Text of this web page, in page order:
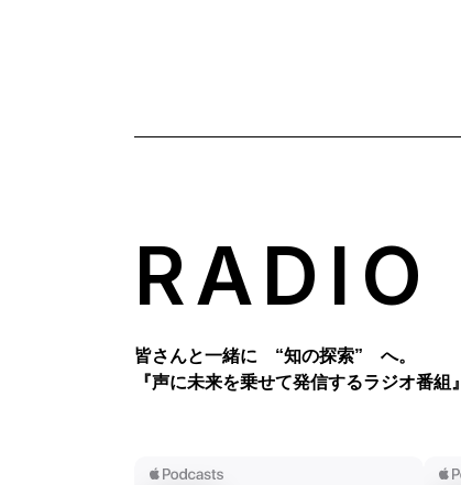
RADIO
皆さんと一緒に “知の探索” へ。
『声に未来を乗せて発信するラジオ番組』